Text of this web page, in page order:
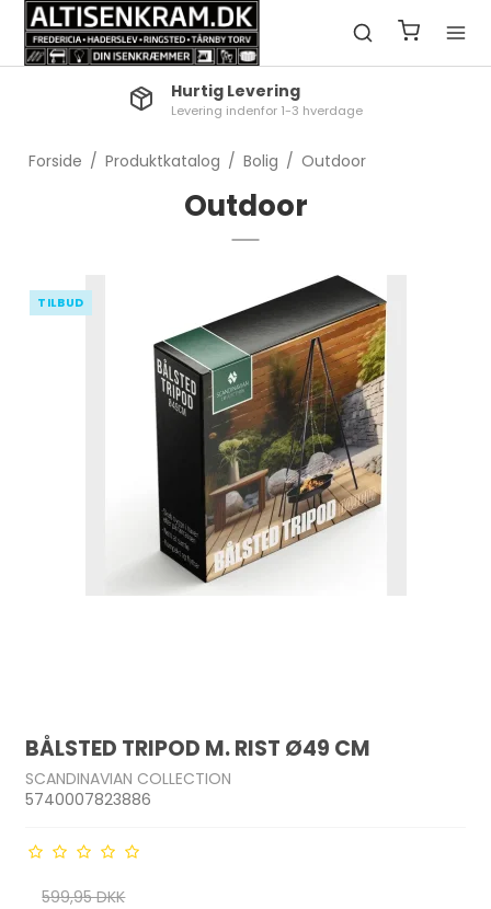
Hurtig Levering
Levering indenfor 1-3 hverdage
Forside / Produktkatalog / Bolig / Outdoor
Outdoor
TILBUD
BÅLSTED TRIPOD M. RIST Ø49 CM
SCANDINAVIAN COLLECTION
5740007823886
599,95 DKK